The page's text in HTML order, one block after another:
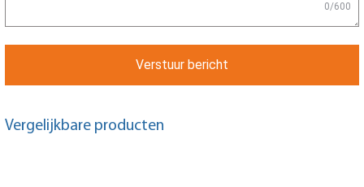
0/600
Verstuur bericht
Vergelijkbare producten